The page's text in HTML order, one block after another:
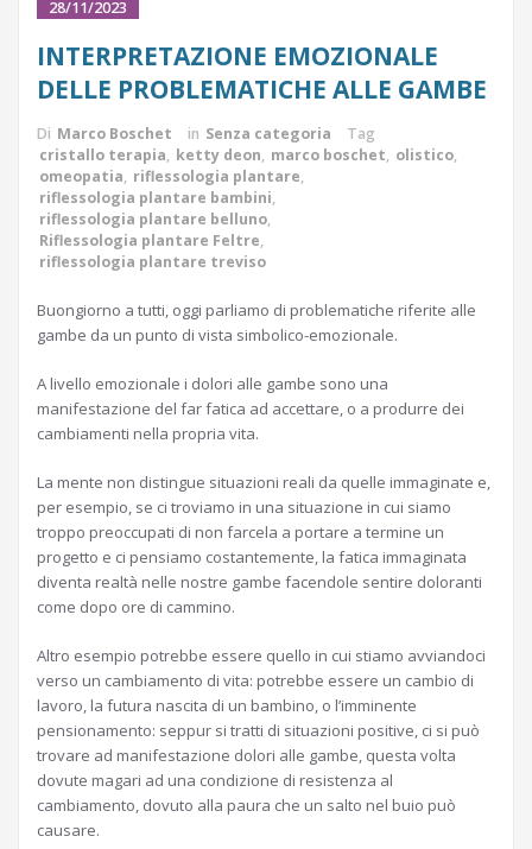
28/11/2023
INTERPRETAZIONE EMOZIONALE
DELLE PROBLEMATICHE ALLE GAMBE
Di Marco Boschet in Senza categoria
Tag
cristallo terapia, ketty deon, marco boschet, olistico,
omeopatia, riflessologia plantare,
riflessologia plantare bambini,
riflessologia plantare belluno,
Riflessologia plantare Feltre,
riflessologia plantare treviso
Buongiorno a tutti, oggi parliamo di problematiche riferite alle
gambe da un punto di vista simbolico-emozionale.
A livello emozionale i dolori alle gambe sono una
manifestazione del far fatica ad accettare, o a produrre dei
cambiamenti nella propria vita.
La mente non distingue situazioni reali da quelle immaginate e,
per esempio, se ci troviamo in una situazione in cui siamo
troppo preoccupati di non farcela a portare a termine un
progetto e ci pensiamo costantemente, la fatica immaginata
diventa realtà nelle nostre gambe facendole sentire doloranti
come dopo ore di cammino.
Altro esempio potrebbe essere quello in cui stiamo avviandoci
verso un cambiamento di vita: potrebbe essere un cambio di
lavoro, la futura nascita di un bambino, o l’imminente
pensionamento: seppur si tratti di situazioni positive, ci si può
trovare ad manifestazione dolori alle gambe, questa volta
dovute magari ad una condizione di resistenza al
cambiamento, dovuto alla paura che un salto nel buio può
causare.